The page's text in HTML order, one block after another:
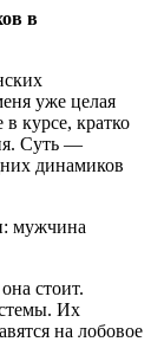
в
уже целая
в курсе, кратко
Суть —
динамиков
стоит.
Их
на лобовое